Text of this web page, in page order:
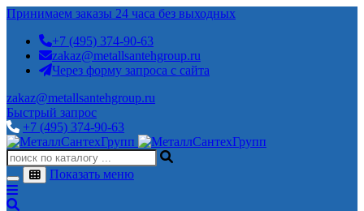
Принимаем заказы 24 часа без выходных
+7 (495) 374-90-63
zakaz@metallsantehgroup.ru
Через форму запроса с сайта
zakaz@metallsantehgroup.ru
Быстрый запрос
+7 (495) 374-90-63
Показать меню